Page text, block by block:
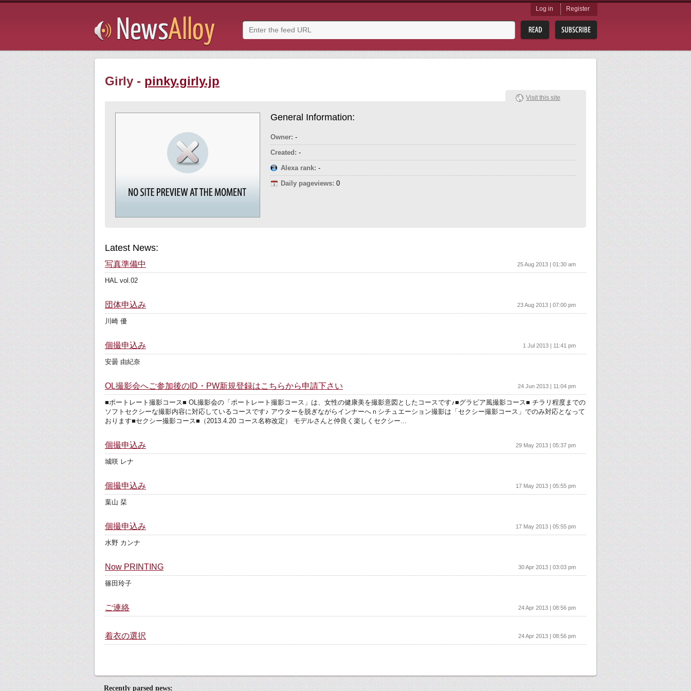
Log in Register
Girly - pinky.girly.jp
General Information:
Owner: -
Created: -
Alexa rank: -
Daily pageviews: 0
Visit this site
Latest News:
写真準備中 25 Aug 2013 | 01:30 am
HAL vol.02
団体申込み 23 Aug 2013 | 07:00 pm
川崎 優
個撮申込み 1 Jul 2013 | 11:41 pm
安曇 由紀奈
OL撮影会へご参加後のID・PW新規登録はこちらから申請下さい 24 Jun 2013 | 11:04 pm
■ポートレート撮影コース■ OL撮影会の「ポートレート撮影コース」は、女性の健康美を撮影意図としたコースです♪■グラビア風撮影コース■ チラリ程度までの
ソフトセクシーな撮影内容に対応しているコースです♪ アウターを脱ぎながらインナーへｎシチュエーション撮影は「セクシー撮影コース」でのみ対応となって
おります■セクシー撮影コース■（2013.4.20 コース名称改定） モデルさんと仲良く楽しくセクシー...
個撮申込み 29 May 2013 | 05:37 pm
城咲 レナ
個撮申込み 17 May 2013 | 05:55 pm
葉山 栞
個撮申込み 17 May 2013 | 05:55 pm
水野 カンナ
Now PRINTING 30 Apr 2013 | 03:03 pm
篠田玲子
ご連絡 24 Apr 2013 | 08:56 pm
着衣の選択 24 Apr 2013 | 08:56 pm
Recently parsed news: